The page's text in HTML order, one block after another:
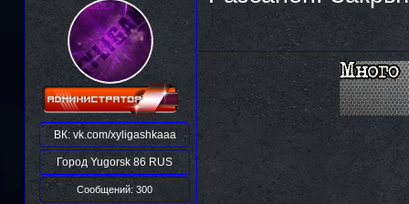
ВК: vk.com/xyligashkaaa
Город Yugorsk 86 RUS
Сообщений: 300